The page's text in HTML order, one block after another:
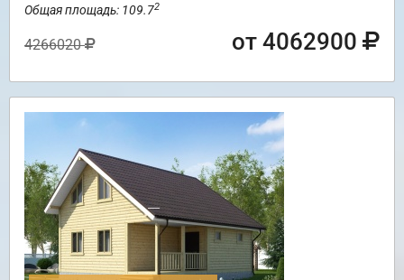
Общая площадь: 109.72
4266020 от 4062900